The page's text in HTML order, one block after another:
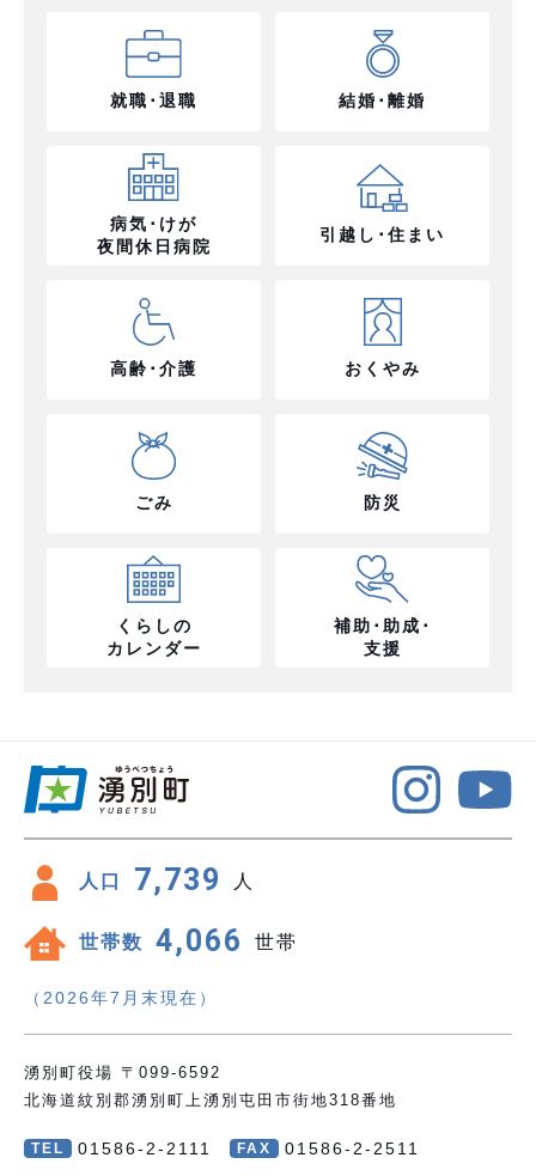
就職･退職 結婚･離婚
病気･けが
夜間休日病院
引越し･住まい
高齢･介護 おくやみ
ごみ 防災
くらしの
カレンダー
補助･助成･
支援
人口 7,739 人
世帯数 4,066 世帯
（2026年7月末現在）
湧別町役場 〒099-6592
北海道紋別郡湧別町上湧別屯田市街地318番地
TEL 01586-2-2111 FAX 01586-2-2511